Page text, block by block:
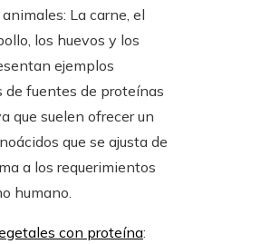
La carne, el
los huevos y los
ejemplos
de fuentes de proteínas
que suelen ofrecer un
que se ajusta de
a los requerimientos
humano.
con proteína: